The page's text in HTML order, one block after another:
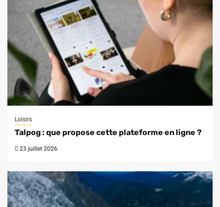
Loisirs
Talpog : que propose cette plateforme en ligne ?
23 juillet 2026